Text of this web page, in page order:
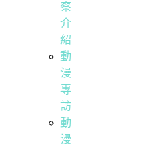
察
介
紹
動
漫
專
訪
動
漫